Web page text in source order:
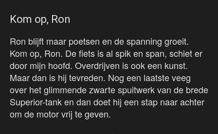
Kom op, Ron
Ron blijft maar poetsen en de spanning groeit.
Kom op, Ron. De fiets is al spik en span, schiet er
door mijn hoofd. Overdrijven is ook een kunst.
Maar dan is hij tevreden. Nog een laatste veeg
over het glimmende zwarte spuitwerk van de brede
Superior-tank en dan doet hij een stap naar achter
om de motor vrij te geven.